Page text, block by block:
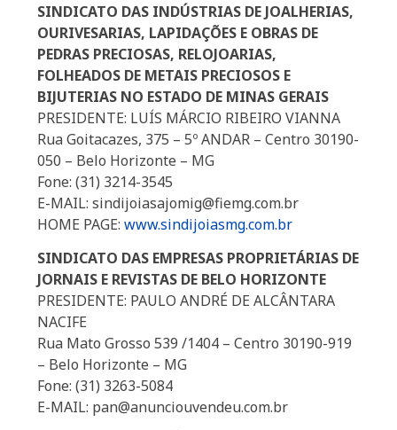
SINDICATO DAS INDÚSTRIAS DE JOALHERIAS,
OURIVESARIAS, LAPIDAÇÕES E OBRAS DE
PEDRAS PRECIOSAS, RELOJOARIAS,
FOLHEADOS DE METAIS PRECIOSOS E
BIJUTERIAS NO ESTADO DE MINAS GERAIS
PRESIDENTE: LUÍS MÁRCIO RIBEIRO VIANNA
Rua Goitacazes, 375 – 5º ANDAR – Centro 30190-
050 – Belo Horizonte – MG
Fone: (31) 3214-3545
E-MAIL: sindijoiasajomig@fiemg.com.br
HOME PAGE:www.sindijoiasmg.com.br
SINDICATO DAS EMPRESAS PROPRIETÁRIAS DE
JORNAIS E REVISTAS DE BELO HORIZONTE
PRESIDENTE: PAULO ANDRÉ DE ALCÂNTARA
NACIFE
Rua Mato Grosso 539 /1404 – Centro 30190-919
– Belo Horizonte – MG
Fone: (31) 3263-5084
E-MAIL: pan@anunciouvendeu.com.br